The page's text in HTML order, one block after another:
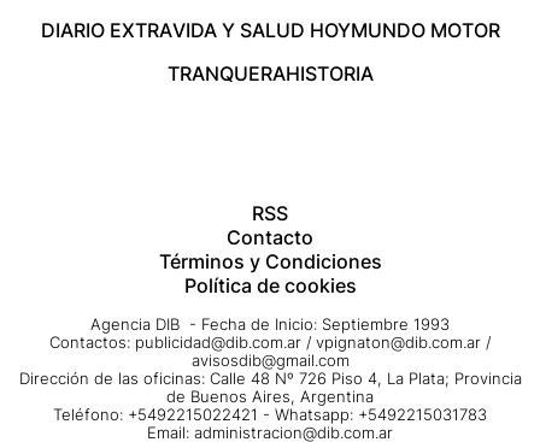
DIARIO EXTRAVIDA Y SALUD HOYMUNDO MOTOR
TRANQUERAHISTORIA
RSS
Contacto
Términos y Condiciones
Política de cookies
Agencia DIB - Fecha de Inicio: Septiembre 1993
Contactos: publicidad@dib.com.ar / vpignaton@dib.com.ar /
avisosdib@gmail.com
Dirección de las oficinas: Calle 48 Nº 726 Piso 4, La Plata; Provincia
de Buenos Aires, Argentina
Teléfono: +5492215022421 - Whatsapp: +5492215031783
Email: administracion@dib.com.ar